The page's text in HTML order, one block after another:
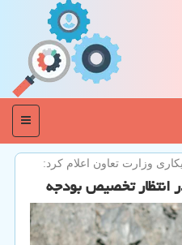
منو
وزارت تعاون اعلام كرد:
انتظار تخصیص بودجه